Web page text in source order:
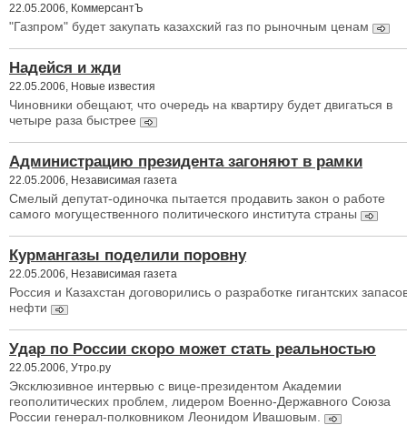
22.05.2006, КоммерсантЪ
"Газпром" будет закупать казахский газ по рыночным ценам
Надейся и жди
22.05.2006, Новые известия
Чиновники обещают, что очередь на квартиру будет двигаться в
четыре раза быстрее
Администрацию президента загоняют в рамки
22.05.2006, Независимая газета
Смелый депутат-одиночка пытается продавить закон о работе
самого могущественного политического института страны
Курмангазы поделили поровну
22.05.2006, Независимая газета
Россия и Казахстан договорились о разработке гигантских
нефти
Удар по России скоро может стать реальностью
22.05.2006, Утро.ру
Эксклюзивное интервью с вице-президентом Академии
геополитических проблем, лидером Военно-Державного Союза
России генерал-полковником Леонидом Ивашовым.